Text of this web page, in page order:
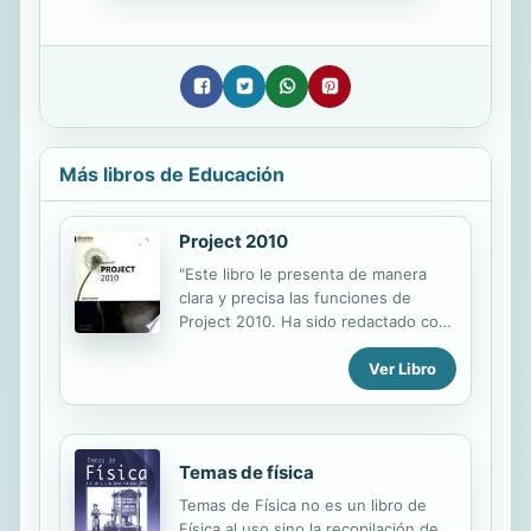
Más libros de Educación
Project 2010
"Este libro le presenta de manera
clara y precisa las funciones de
Project 2010. Ha sido redactado con
la versión Microsoft Project 2010
Professional en el entorno Windows
7. Tras un recordatorio de los
gestión de proyectos y sus
restricciones logísticas y financieras,
proyecto (manual o automático)
Ver Libro
Temas de física
Temas de Física no es un libro de